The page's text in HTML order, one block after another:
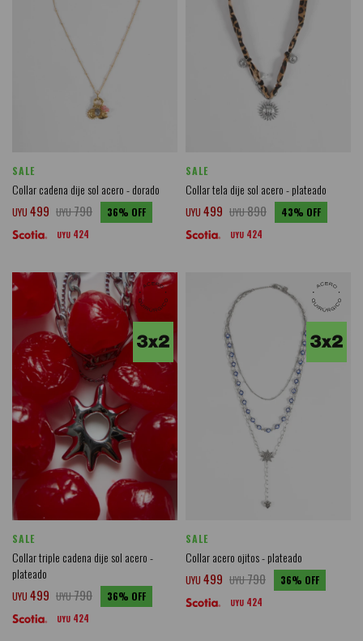
SALE
Collar cadena dije sol acero - dorado
UYU 499 UYU790 36
UYU 424
SALE
Collar tela dije sol acero - plateado
UYU 499 UYU890 43
UYU 424
SALE
Collar triple cadena dije sol acero -
plateado
UYU 499 UYU790 36
UYU 424
SALE
Collar acero ojitos - plateado
UYU 499 UYU790 36
UYU 424